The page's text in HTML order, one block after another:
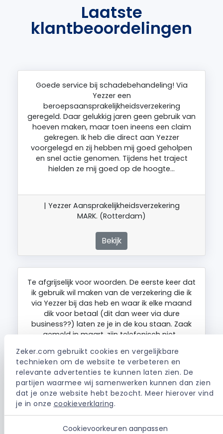
Zeker.com gebruikt cookies en vergelijkbare
technieken om de website te verbeteren en
relevante advertenties te kunnen laten zien. De
partijen waarmee wij samenwerken kunnen dan zien
dat je onze website hebt bezocht. Meer hierover vind
je in onze cookieverklaring.
Cookievoorkeuren aanpassen
Laatste
klantbeoordelingen
Goede service bij schadebehandeling! Via
Yezzer een
beroepsaansprakelijkheidsverzekering
geregeld. Daar gelukkig jaren geen gebruik van
hoeven maken, maar toen ineens een claim
gekregen. Ik heb die direct aan Yezzer
voorgelegd en zij hebben mij goed geholpen
en snel actie genomen. Tijdens het traject
hielden ze mij goed op de hoogte…
| Yezzer Aansprakelijkheidsverzekering
MARK. (Rotterdam)
Bekijk
Te afgrijselijk voor woorden. De eerste keer dat
ik gebruik wil maken van de verzekering die ik
via Yezzer bij das heb en waar ik elke maand
dik voor betaal (dit dan weer via dure
business??) laten ze je in de kou staan. Zaak
gemeld in maart, zijn telefonisch niet…
| Yezzer Rechtsbijstandverzekering
BARBERA. (Arnhem)
Bekijk